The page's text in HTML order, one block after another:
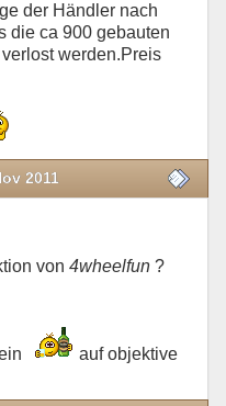
der Händler nach
die ca 900 gebauten
werden.Preis
2011
von 4wheelfun ?
auf objektive